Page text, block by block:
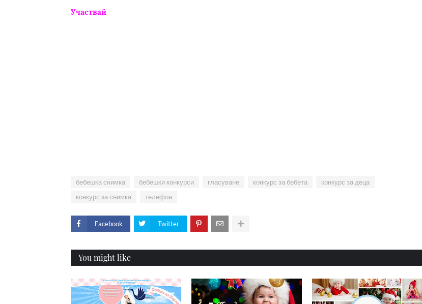
Участвай
бебешка снимка бебешки конкурси гласуване конкурс за бебета
конкурс за деца
конкурс за снимка
телефон
Facebook Twitter
You might like